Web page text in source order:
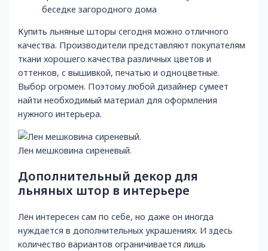
беседке загородного дома
Купить льняные шторы сегодня можно отличного
качества. Производители представляют покупателям
ткани хорошего качества различных цветов и
оттенков, с вышивкой, печатью и одноцветные.
Выбор огромен. Поэтому любой дизайнер сумеет
найти необходимый материал для оформления
нужного интерьера.
Лен мешковина сиреневый.
Дополнительный декор для
льняных штор в интерьере
Лён интересен сам по себе, но даже он иногда
нуждается в дополнительных украшениях. И здесь
количество вариантов ограничивается лишь